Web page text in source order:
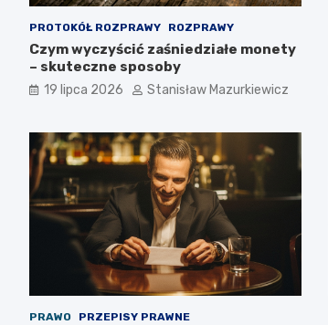
PROTOKÓŁ ROZPRAWY ROZPRAWY
Czym wyczyścić zaśniedziałe monety
– skuteczne sposoby
19 lipca 2026 Stanisław Mazurkiewicz
PRAWO PRZEPISY PRAWNE